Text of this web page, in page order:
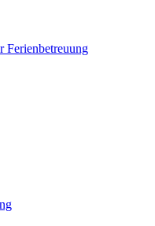
Ferienbetreuung